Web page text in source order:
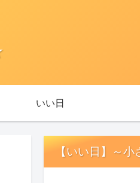
いい日
【いい日】～